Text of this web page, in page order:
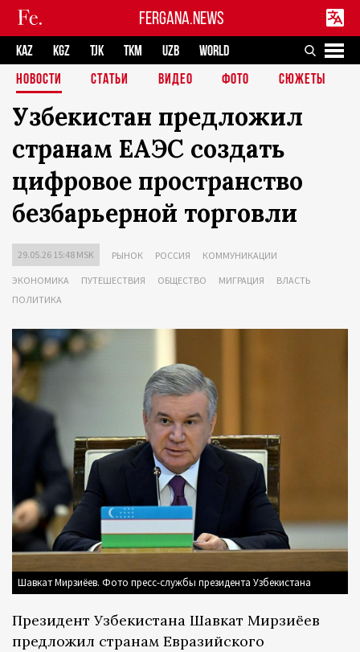
FERGANA.NEWS
KAZ KGZ TJK TKM UZB
WORLD
НОВОСТИ
СТАТЬИ ВИДЕО ФОТО СЮЖЕТЫ
Узбекистан предложил
странам ЕАЭС создать
цифровое пространство
безбарьерной торговли
29.05.26 15:48 MSK РЫНОК РОССИЯ КОММУНИКАЦИИ
ЭКОНОМИКА ПУТЕШЕСТВИЯ ОБЩЕСТВО МИГРАЦИЯ
ВЛАСТЬ
ПОЛИТИКА
Шавкат Мирзиёев. Фото пресс-службы президента Узбекистана
Президент Узбекистана Шавкат Мирзиёев
предложил странам Евразийского